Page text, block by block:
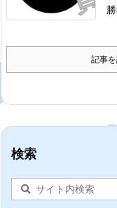
記事
検索